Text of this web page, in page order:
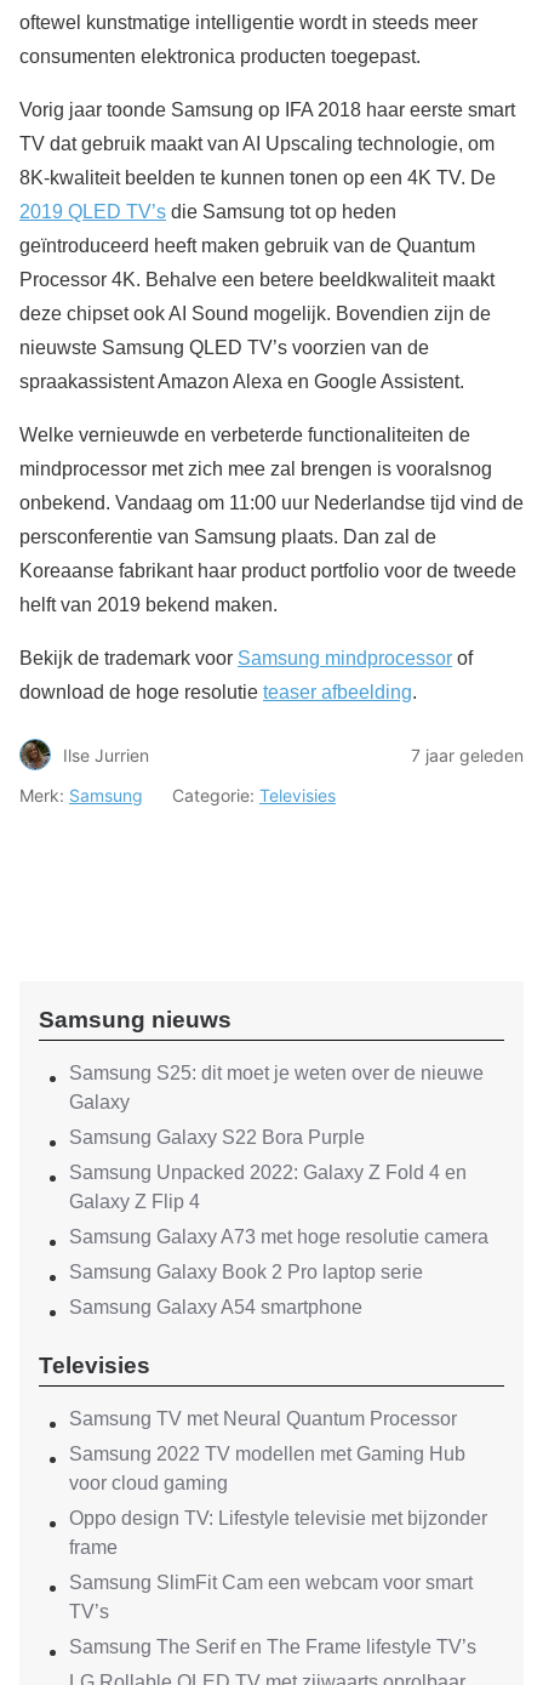
oftewel kunstmatige intelligentie wordt in steeds meer
consumenten elektronica producten toegepast.
Vorig jaar toonde Samsung op IFA 2018 haar eerste smart
TV dat gebruik maakt van AI Upscaling technologie, om
8K-kwaliteit beelden te kunnen tonen op een 4K TV. De
2019 QLED TV’s die Samsung tot op heden
geïntroduceerd heeft maken gebruik van de Quantum
Processor 4K. Behalve een betere beeldkwaliteit maakt
deze chipset ook AI Sound mogelijk. Bovendien zijn de
nieuwste Samsung QLED TV’s voorzien van de
spraakassistent Amazon Alexa en Google Assistent.
Welke vernieuwde en verbeterde functionaliteiten de
mindprocessor met zich mee zal brengen is vooralsnog
onbekend. Vandaag om 11:00 uur Nederlandse tijd vind de
persconferentie van Samsung plaats. Dan zal de
Koreaanse fabrikant haar product portfolio voor de tweede
helft van 2019 bekend maken.
Bekijk de trademark voor Samsung mindprocessor of
download de hoge resolutie teaser afbeelding.
Ilse Jurrien
7 jaar geleden
Merk: Samsung Categorie: Televisies
Samsung nieuws
Samsung S25: dit moet je weten over de nieuwe
Galaxy
Samsung Galaxy S22 Bora Purple
Samsung Unpacked 2022: Galaxy Z Fold 4 en
Galaxy Z Flip 4
Samsung Galaxy A73 met hoge resolutie camera
Samsung Galaxy Book 2 Pro laptop serie
Samsung Galaxy A54 smartphone
Televisies
Samsung TV met Neural Quantum Processor
Samsung 2022 TV modellen met Gaming Hub
voor cloud gaming
Oppo design TV: Lifestyle televisie met bijzonder
frame
Samsung SlimFit Cam een webcam voor smart
TV’s
Samsung The Serif en The Frame lifestyle TV’s